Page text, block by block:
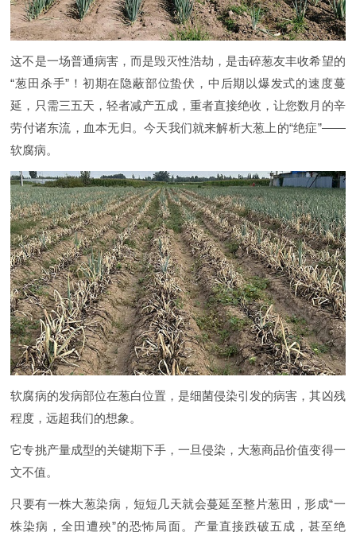
这不是一场普通病害，而是毁灭性浩劫，是击碎葱友丰收希望的
“葱田杀手”！初期在隐蔽部位蛰伏，中后期以爆发式的速度蔓
延，只需三五天，轻者减产五成，重者直接绝收，让您数月的辛
劳付诸东流，血本无归。今天我们就来解析大葱上的“绝症”——
软腐病。
软腐病的发病部位在葱白位置，是细菌侵染引发的病害，其凶残
程度，远超我们的想象。
它专挑产量成型的关键期下手，一旦侵染，大葱商品价值变得一
文不值。
只要有一株大葱染病，短短几天就会蔓延至整片葱田，形成“一
株染病，全田遭殃”的恐怖局面。产量直接跌破五成，甚至绝